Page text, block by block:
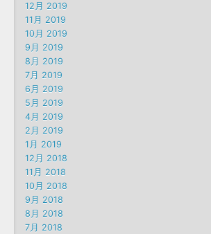
12月 2019
11月 2019
10月 2019
9月 2019
8月 2019
7月 2019
6月 2019
5月 2019
4月 2019
2月 2019
1月 2019
12月 2018
11月 2018
10月 2018
9月 2018
8月 2018
7月 2018